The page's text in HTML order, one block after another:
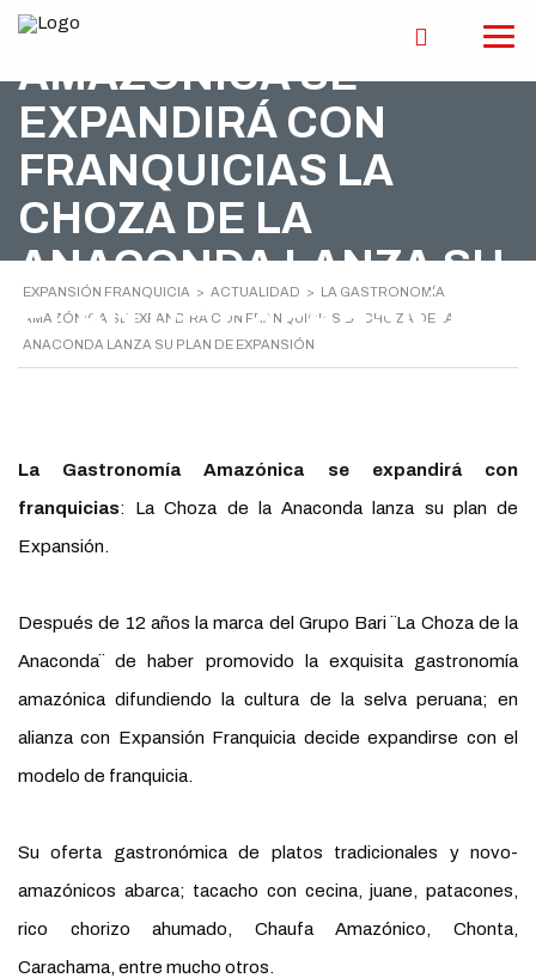
LA GASTRONOMÍA
AMAZÓNICA SE
EXPANDIRÁ CON
FRANQUICIAS LA
CHOZA DE LA
ANACONDA LANZA SU
PLAN DE EXPANSIÓN
EXPANSIÓN FRANQUICIA > ACTUALIDAD > LA GASTRONOMÍA
AMAZÓNICA SE EXPANDIRÁ CON FRANQUICIAS LA CHOZA DE LA
ANACONDA LANZA SU PLAN DE EXPANSIÓN
La Gastronomía Amazónica se expandirá con
franquicias: La Choza de la Anaconda lanza su plan de
Expansión.
Después de 12 años la marca del Grupo Bari ¨La Choza de la
Anaconda¨ de haber promovido la exquisita gastronomía
amazónica difundiendo la cultura de la selva peruana; en
alianza con Expansión Franquicia decide expandirse con el
modelo de franquicia.
Su oferta gastronómica de platos tradicionales y novo-
amazónicos abarca; tacacho con cecina, juane, patacones,
rico chorizo ahumado, Chaufa Amazónico, Chonta,
Carachama, entre mucho otros.